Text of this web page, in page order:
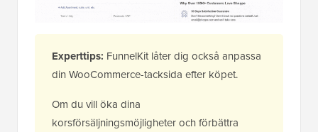
Experttips: FunnelKit låter dig också anpassa
din WooCommerce-tacksida efter köpet.
Om du vill öka dina
korsförsäljningsmöjligheter och förbättra